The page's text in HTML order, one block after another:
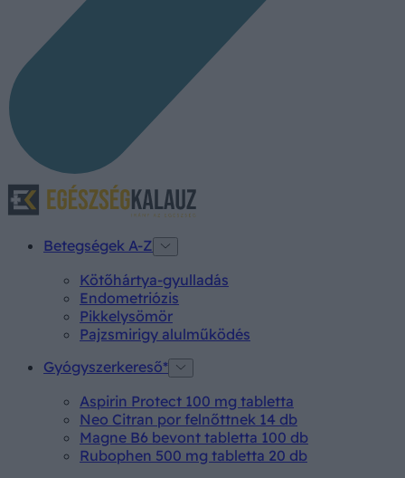
Betegségek A-Z
Kötőhártya-gyulladás
Endometriózis
Pikkelysömör
Pajzsmirigy alulműködés
Gyógyszerkereső*
Aspirin Protect 100 mg tabletta
Neo Citran por felnőttnek 14 db
Magne B6 bevont tabletta 100 db
Rubophen 500 mg tabletta 20 db